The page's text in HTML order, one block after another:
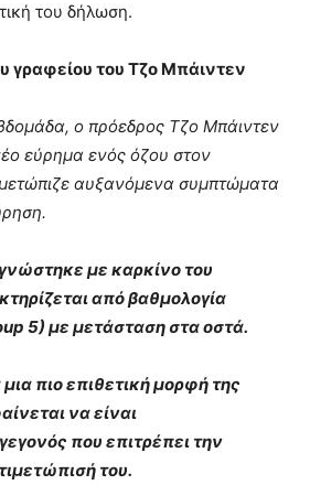
του δήλωση.
γραφείου του Τζο Μπάιντεν
ο πρόεδρος Τζο Μπάιντεν
εύρημα ενός όζου στον
αυξανόμενα συμπτώματα
με καρκίνο του
από βαθμολογία
5) με μετάσταση στα οστά.
μια πιο επιθετική μορφή της
να είναι
που επιτρέπει την
του.